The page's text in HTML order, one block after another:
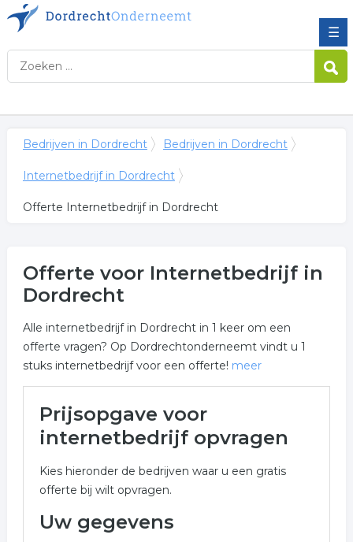
☰
Bedrijven in Dordrecht Bedrijven in Dordrecht
Internetbedrijf in Dordrecht
Offerte Internetbedrijf in Dordrecht
Offerte voor Internetbedrijf in
Dordrecht
Alle internetbedrijf in Dordrecht in 1 keer om een
offerte vragen? Op Dordrechtonderneemt vindt u 1
stuks internetbedrijf voor een offerte! meer
Dordrecht
internetbedrijf gerelateerde bedrijven in de omgeving
van Dordrecht voor een vrijblijvende aanvraag.
Onderstaande bedrijven zijn gerelateerd aan
Prijsopgave voor
internetbedrijf opvragen
Kies hieronder de bedrijven waar u een gratis
offerte bij wilt opvragen.
Uw gegevens